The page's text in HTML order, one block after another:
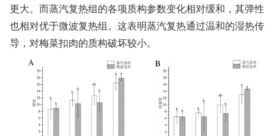
更大。而蒸汽复热组的各项质构参数变化相对缓和，其弹性
也相对优于微波复热组。这表明蒸汽复热通过温和的湿热传
导，对梅菜扣肉的质构破坏较小。